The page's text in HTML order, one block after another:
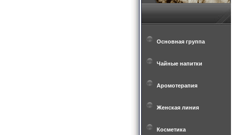
Основная группа
Чайные напитки
Аромотерапия
Женская линия
Косметика